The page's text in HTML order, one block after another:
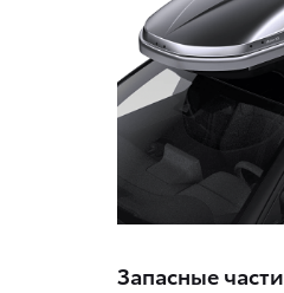
Запасные части